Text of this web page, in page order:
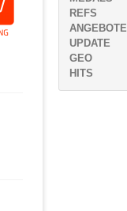
REFS
ANGEBOTE
UPDATE
GEO
HITS